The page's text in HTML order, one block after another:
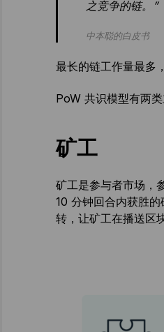
之竞争的链。”
中本聪的白皮书
最长的链工作量最多
PoW 共识模型有两
矿工
矿工是参与者市场，
10 分钟回合内获胜
转，让矿工在播送区